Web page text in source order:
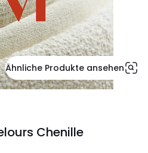
Ähnliche Produkte ansehen
Chenille